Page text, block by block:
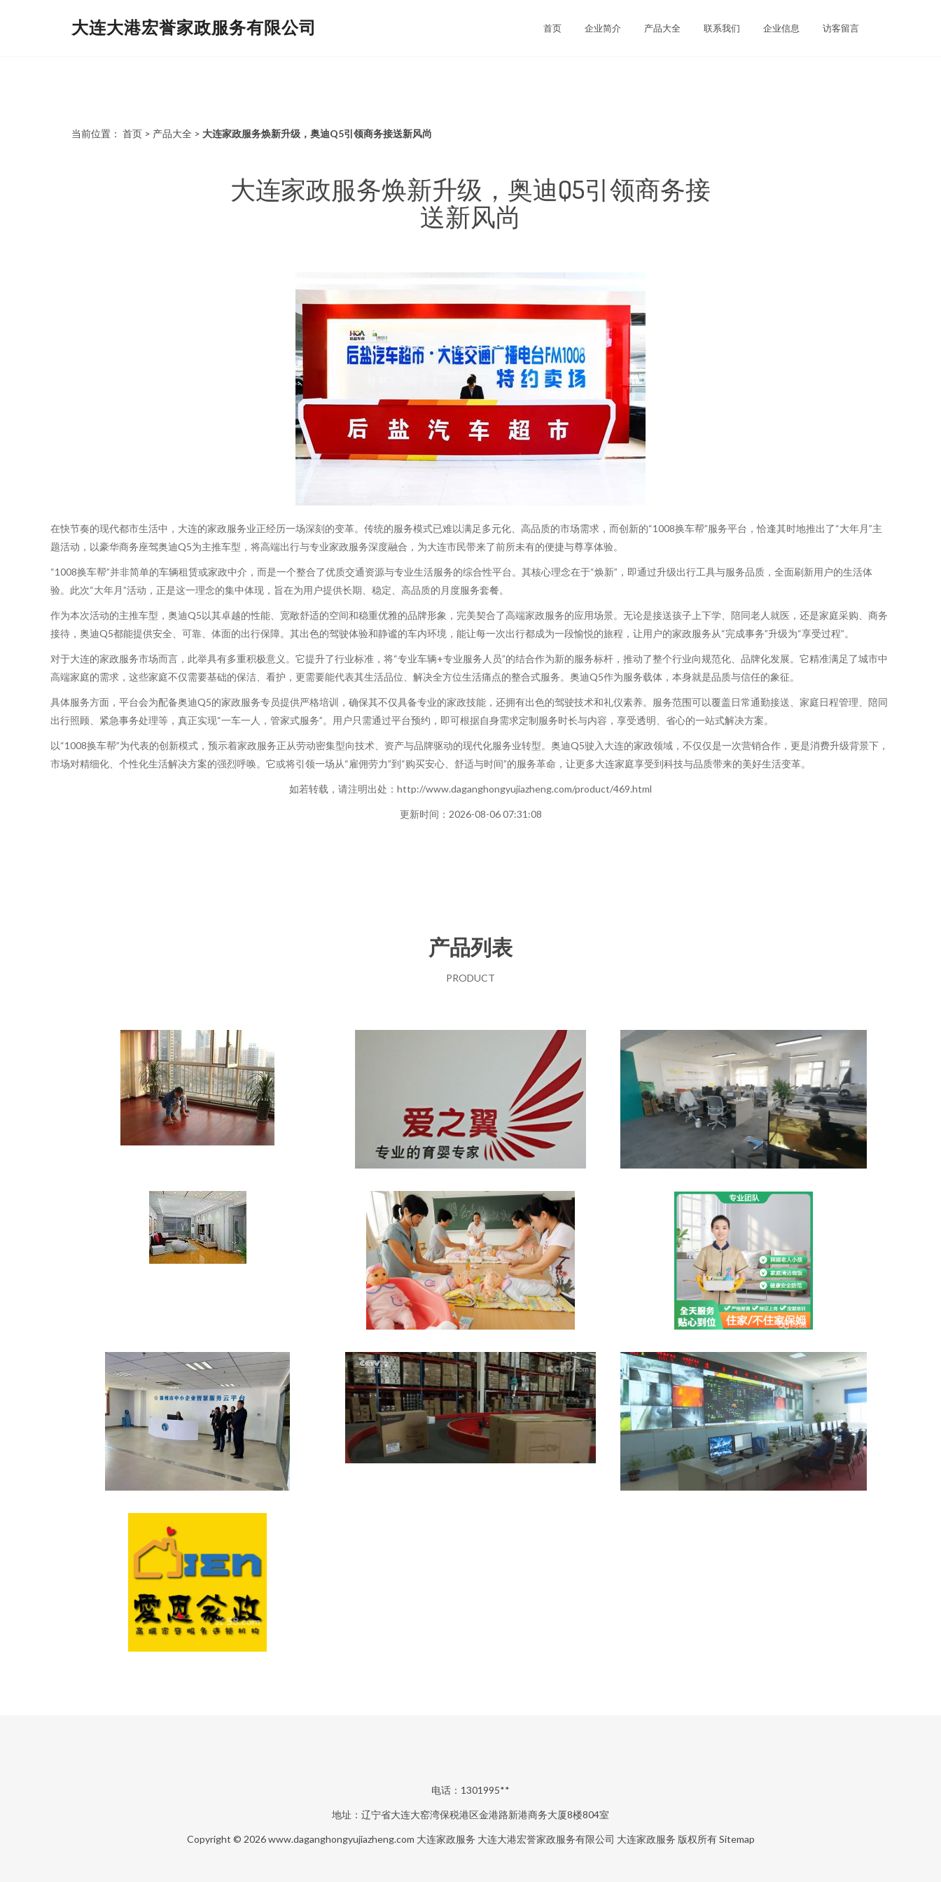
大连大港宏誉家政服务有限公司 首页 企业简介 产品大全 联系我们 企业信息 访客留言
当前位置： 首页 > 产品大全 > 大连家政服务焕新升级，奥迪Q5引领商务接送新风尚
大连家政服务焕新升级，奥迪Q5引领商务接
送新风尚
在快节奏的现代都市生活中，大连的家政服务业正经历一场深刻的变革。传统的服务模式已难以满足多元化、高品质的市场需求，而创新的“1008换车帮”服务平台，恰逢其时地推出了“大年月”主
题活动，以豪华商务座驾奥迪Q5为主推车型，将高端出行与专业家政服务深度融合，为大连市民带来了前所未有的便捷与尊享体验。
“1008换车帮”并非简单的车辆租赁或家政中介，而是一个整合了优质交通资源与专业生活服务的综合性平台。其核心理念在于“焕新”，即通过升级出行工具与服务品质，全面刷新用户的生活体
验。此次“大年月”活动，正是这一理念的集中体现，旨在为用户提供长期、稳定、高品质的月度服务套餐。
作为本次活动的主推车型，奥迪Q5以其卓越的性能、宽敞舒适的空间和稳重优雅的品牌形象，完美契合了高端家政服务的应用场景。无论是接送孩子上下学、陪同老人就医，还是家庭采购、商务
接待，奥迪Q5都能提供安全、可靠、体面的出行保障。其出色的驾驶体验和静谧的车内环境，能让每一次出行都成为一段愉悦的旅程，让用户的家政服务从“完成事务”升级为“享受过程”。
对于大连的家政服务市场而言，此举具有多重积极意义。它提升了行业标准，将“专业车辆+专业服务人员”的结合作为新的服务标杆，推动了整个行业向规范化、品牌化发展。它精准满足了城市中
高端家庭的需求，这些家庭不仅需要基础的保洁、看护，更需要能代表其生活品位、解决全方位生活痛点的整合式服务。奥迪Q5作为服务载体，本身就是品质与信任的象征。
具体服务方面，平台会为配备奥迪Q5的家政服务专员提供严格培训，确保其不仅具备专业的家政技能，还拥有出色的驾驶技术和礼仪素养。服务范围可以覆盖日常通勤接送、家庭日程管理、陪同
出行照顾、紧急事务处理等，真正实现“一车一人，管家式服务”。用户只需通过平台预约，即可根据自身需求定制服务时长与内容，享受透明、省心的一站式解决方案。
以“1008换车帮”为代表的创新模式，预示着家政服务正从劳动密集型向技术、资产与品牌驱动的现代化服务业转型。奥迪Q5驶入大连的家政领域，不仅仅是一次营销合作，更是消费升级背景下，
市场对精细化、个性化生活解决方案的强烈呼唤。它或将引领一场从“雇佣劳力”到“购买安心、舒适与时间”的服务革命，让更多大连家庭享受到科技与品质带来的美好生活变革。
如若转载，请注明出处：http://www.daganghongyujiazheng.com/product/469.html
更新时间：2026-08-06 07:31:08
产品列表
PRODUCT
电话：1301995**
地址：辽宁省大连大窑湾保税港区金港路新港商务大厦8楼804室
Copyright © 2026www.daganghongyujiazheng.com 大连家政服务 大连大港宏誉家政服务有限公司 大连家政服务 版权所有Sitemap